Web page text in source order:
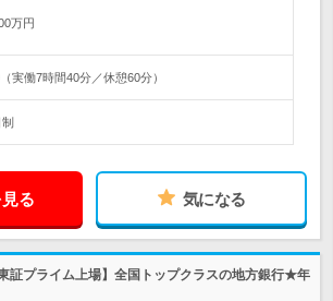
万円
実働7時間40分／休憩60分）
る 気になる
証プライム上場】全国トップクラスの地方銀行★年